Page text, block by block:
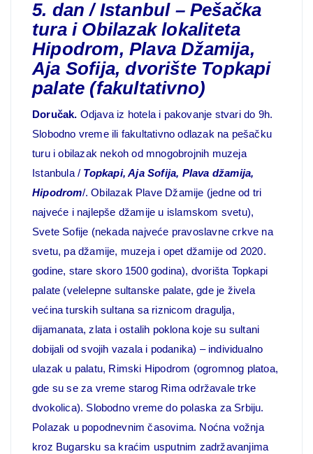
5. dan / Istanbul – Pešačka
tura i Obilazak lokaliteta
Hipodrom, Plava Džamija,
Aja Sofija, dvorište Topkapi
palate (fakultativno)
Doručak. Odjava iz hotela i pakovanje stvari do 9h.
Slobodno vreme ili fakultativno odlazak na pešačku
turu i obilazak nekoh od mnogobrojnih muzeja
Istanbula / Topkapi, Aja Sofija, Plava džamija,
Hipodrom/. Obilazak Plave Džamije (jedne od tri
najveće i najlepše džamije u islamskom svetu),
Svete Sofije (nekada najveće pravoslavne crkve na
svetu, pa džamije, muzeja i opet džamije od 2020.
godine, stare skoro 1500 godina), dvorišta Topkapi
palate (velelepne sultanske palate, gde je živela
većina turskih sultana sa riznicom dragulja,
dijamanata, zlata i ostalih poklona koje su sultani
dobijali od svojih vazala i podanika) – individualno
ulazak u palatu, Rimski Hipodrom (ogromnog platoa,
gde su se za vreme starog Rima održavale trke
dvokolica). Slobodno vreme do polaska za Srbiju.
Polazak u popodnevnim časovima. Noćna vožnja
kroz Bugarsku sa kraćim usputnim zadržavanjima